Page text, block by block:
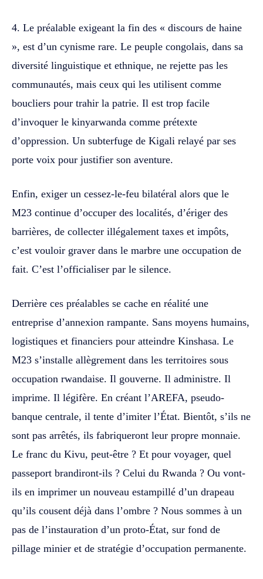
4. Le préalable exigeant la fin des « discours de haine
», est d’un cynisme rare. Le peuple congolais, dans sa
diversité linguistique et ethnique, ne rejette pas les
communautés, mais ceux qui les utilisent comme
boucliers pour trahir la patrie. Il est trop facile
d’invoquer le kinyarwanda comme prétexte
d’oppression. Un subterfuge de Kigali relayé par ses
porte voix pour justifier son aventure.
Enfin, exiger un cessez-le-feu bilatéral alors que le
M23 continue d’occuper des localités, d’ériger des
barrières, de collecter illégalement taxes et impôts,
c’est vouloir graver dans le marbre une occupation de
fait. C’est l’officialiser par le silence.
Derrière ces préalables se cache en réalité une
entreprise d’annexion rampante. Sans moyens humains,
logistiques et financiers pour atteindre Kinshasa. Le
M23 s’installe allègrement dans les territoires sous
occupation rwandaise. Il gouverne. Il administre. Il
imprime. Il légifère. En créant l’AREFA, pseudo-
banque centrale, il tente d’imiter l’État. Bientôt, s’ils ne
sont pas arrêtés, ils fabriqueront leur propre monnaie.
Le franc du Kivu, peut-être ? Et pour voyager, quel
passeport brandiront-ils ? Celui du Rwanda ? Ou vont-
ils en imprimer un nouveau estampillé d’un drapeau
qu’ils cousent déjà dans l’ombre ? Nous sommes à un
pas de l’instauration d’un proto-État, sur fond de
pillage minier et de stratégie d’occupation permanente.